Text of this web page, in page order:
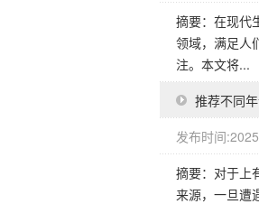
摘要：在现代
领域，满足人
注。本文将...
推荐不同
发布时间
摘要：对于上
来源，一旦遭